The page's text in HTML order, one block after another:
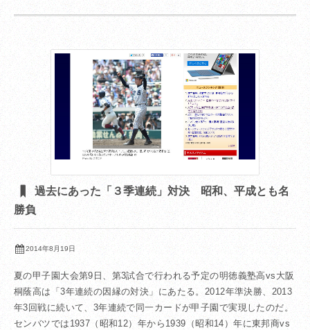
過去にあった「３季連続」対決 昭和、平成とも名
勝負
2014年8月19日
夏の甲子園大会第9日、第3試合で行われる予定の明徳義塾高vs大阪
桐蔭高は「3年連続の因縁の対決」にあたる。2012年準決勝、2013
年3回戦に続いて、3年連続で同一カードが甲子園で実現したのだ。
センバツでは1937（昭和12）年から1939（昭和14）年に東邦商vs